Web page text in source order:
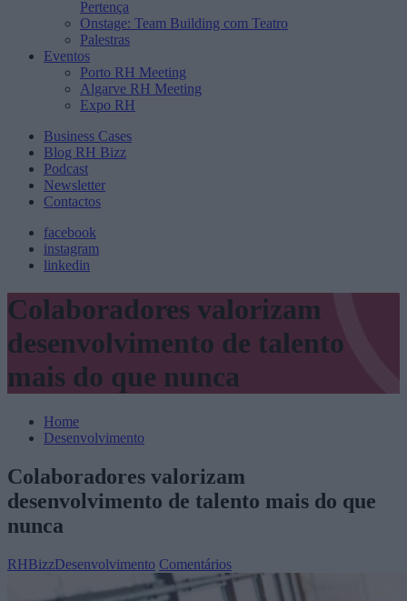
Pertença
Onstage: Team Building com Teatro
Palestras
Eventos
Porto RH Meeting
Algarve RH Meeting
Expo RH
Business Cases
Blog RH Bizz
Podcast
Newsletter
Contactos
facebook
instagram
linkedin
Colaboradores valorizam
desenvolvimento de talento
mais do que nunca
Home
Desenvolvimento
Colaboradores valorizam
desenvolvimento de talento mais do que
nunca
RHBizzDesenvolvimento Comentários